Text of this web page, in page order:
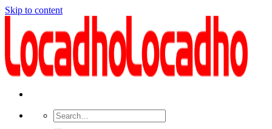
Skip to content